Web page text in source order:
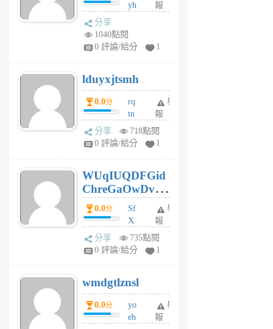
月
yh
jl
月
前
報
分享
1040點閱
0 評論/給分
1
lduyxjtsmh
0.0分
rq
tn
jt
gl
個
月
前
舉
報
分享
718點閱
0 評論/給分
1
WUqIUQDFGid
ChreGaOwDv
dY0.0分
Sf
X
Pe
Jc
R
P
m
v
舉
報
分享
735點閱
0 評論/給分
1
wmdgtlznsl
0.0分
yo
eh
舉
報